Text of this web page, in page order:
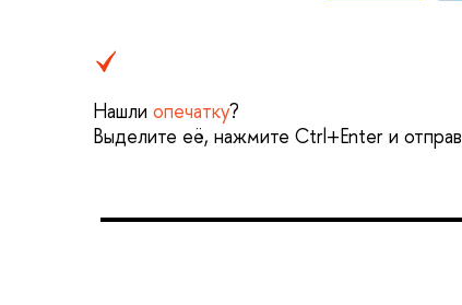
Нашли опечатку?
Выделите её, нажмите Ctrl+Enter и